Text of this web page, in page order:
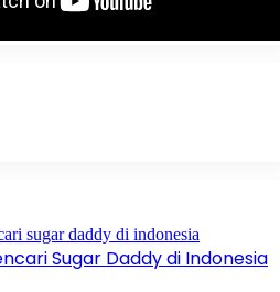
Sugar Daddy di Indonesia